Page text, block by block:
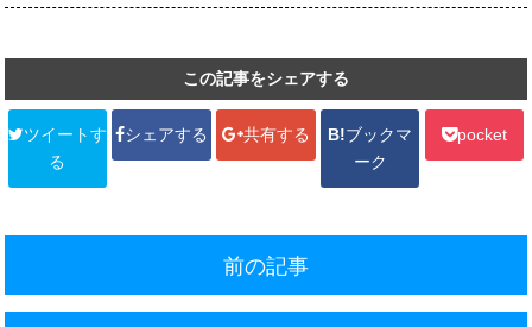
この記事をシェアする
ツイートす
る
シェアする 共有する B!ブックマ
ーク
pocket
前の記事